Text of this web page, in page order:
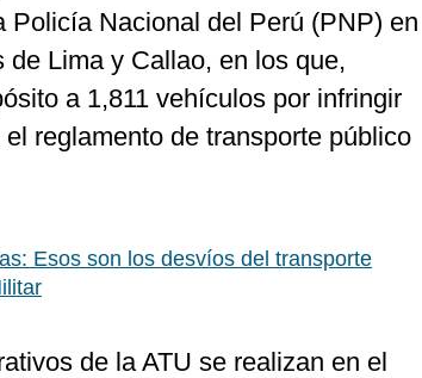
Policía Nacional del Perú (PNP) en
Lima y Callao, en los que,
a 1,811 vehículos por infringir
reglamento de transporte público
Esos son los desvíos del transporte
de la ATU se realizan en el